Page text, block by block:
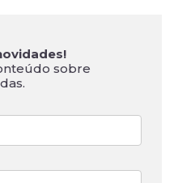
sobre